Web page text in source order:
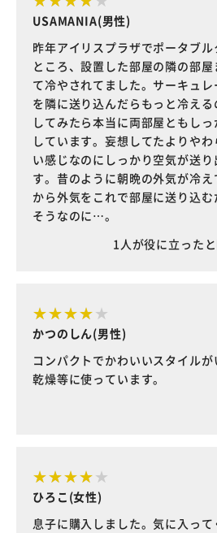
USAMANIA(男性)
昨年アイリスプラザでポータブ
ところ、設置した部屋の隣の部
て冷やされてました。サーキュ
を隣に送り込んだらもっと冷え
してみたら本当に両部屋ともし
しています。妄想してたよりや
い感じなのにしっかり空気が送
す。昔のように朝晩の外気が冷
から外気をこれで部屋に送り込
そうなのに…。
1人が役に立った
かつのしん(男性)
コンパクトでかわいいスタイル
乾燥等に使っています。
ひろこ(女性)
息子に購入しました。気に入って